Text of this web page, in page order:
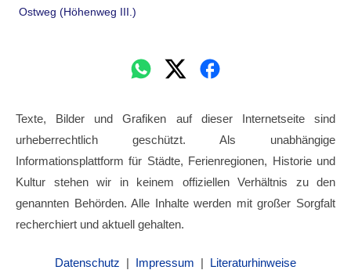
Ostweg (Höhenweg III.)
Texte, Bilder und Grafiken auf dieser Internetseite sind
urheberrechtlich geschützt. Als unabhängige
Informationsplattform für Städte, Ferienregionen, Historie und
Kultur stehen wir in keinem offiziellen Verhältnis zu den
genannten Behörden. Alle Inhalte werden mit großer Sorgfalt
recherchiert und aktuell gehalten.
Datenschutz | Impressum | Literaturhinweise